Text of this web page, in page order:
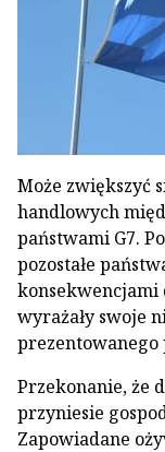
Może zwiększyć
handlowych
państwami G7.
pozostałe
wyrażały swoje
prezentowanego
Przekonanie, że
przyniesie
Zapowiadane